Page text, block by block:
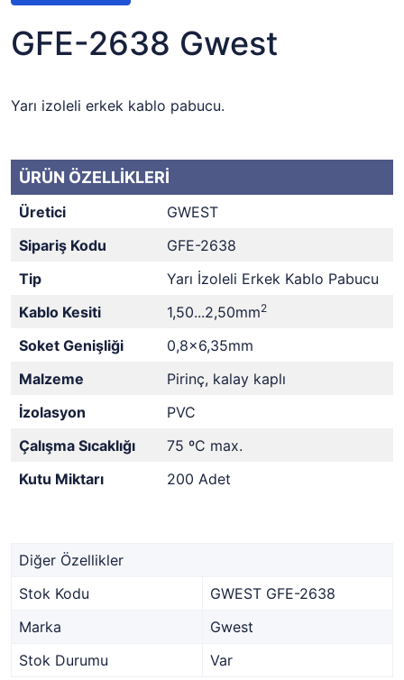
GFE-2638 Gwest
Yarı izoleli erkek kablo pabucu.
ÜRÜN ÖZELLİKLERİ
Üretici
GWEST
Sipariş Kodu
GFE-2638
Tip
Yarı İzoleli Erkek Kablo Pabucu
Kablo Kesiti
1,50...2,50mm2
Soket Genişliği
0,8x6,35mm
Malzeme
Pirinç, kalay kaplı
İzolasyon
PVC
Çalışma Sıcaklığı
75 ºC max.
Kutu Miktarı
200 Adet
Diğer Özellikler
Stok Kodu
GWEST GFE-2638
Marka
Gwest
Stok Durumu
Var